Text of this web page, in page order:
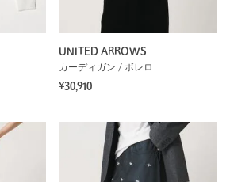
UNITED ARROWS
カーディガン / ボレロ
¥30,910